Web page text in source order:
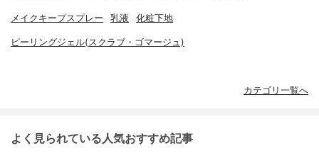
メイクキープスプレー 乳液 化粧下地
ピーリングジェル(スクラブ・ゴマージュ)
カテゴリ一覧へ
よく見られている人気おすすめ記事